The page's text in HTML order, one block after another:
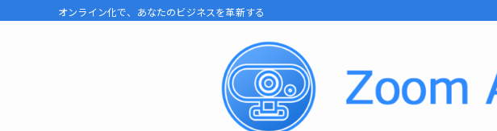
オンライン化で、あなたのビジネスを革新する